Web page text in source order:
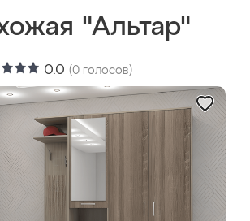
"Альтар"
0.0 (0 голосов)